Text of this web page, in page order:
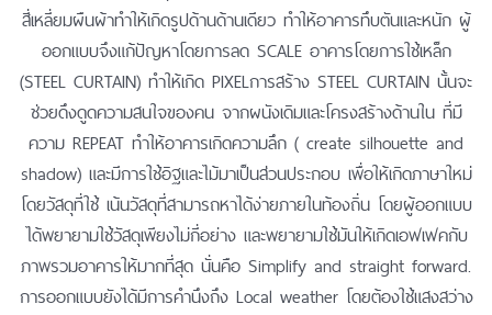
สี่เหลี่ยมผืนผ้าทำให้เกิดรูปด้านด้านเดียว ทำให้อาคารทึบตันและหนัก ผู้
ออกแบบจึงแก้ปัญหาโดยการลด SCALE อาคารโดยการใช้เหล็ก
(STEEL CURTAIN) ทำให้เกิด PIXELการสร้าง STEEL CURTAIN นั้นจะ
ช่วยดึงดูดความสนใจของคน จากผนังเดิมและโครงสร้างด้านใน ที่มี
ความ REPEAT ทำให้อาคารเกิดความลึก ( create silhouette and
shadow) และมีการใช้อิฐและไม้มาเป็นส่วนประกอบ เพื่อให้เกิดภาษาใหม่
โดยวัสดุที่ใช้ เน้นวัสดุที่สามารถหาได้ง่ายภายในท้องถิ่น โดยผู้ออกแบบ
ได้พยายามใช้วัสดุเพียงไม่กี่อย่าง และพยายามใช้มันให้เกิดเอฟเฟคกับ
ภาพรวมอาคารให้มากที่สุด นั่นคือ Simplify and straight forward.
การออกแบบยังได้มีการคำนึงถึง Local weather โดยต้องใช้แสงสว่าง